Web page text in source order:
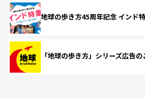
地球の歩き方45周年記念 インド
「地球の歩き方」シリーズ広告の